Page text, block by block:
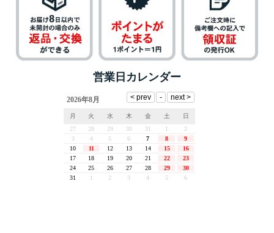
営業日カレンダー